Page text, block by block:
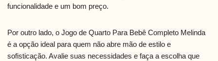
funcionalidade e um bom preço.
Por outro lado, o Jogo de Quarto Para Bebê Completo Melinda
é a opção ideal para quem não abre mão de estilo e
sofisticação. Avalie suas necessidades e faça a escolha que